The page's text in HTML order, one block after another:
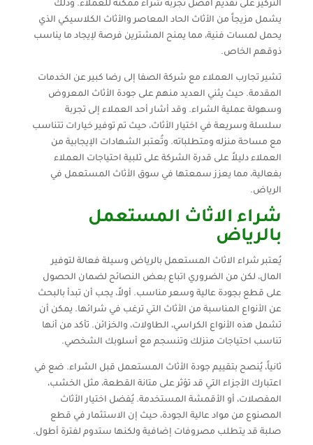
التركيز على تقديم أفضل تجربة شراء ممكنة للعملاء. وذلك
يشمل مزيجاً من الأثاث الحاد المعاصر والأثاث الكلاسيكي الذي
يحمل لمسات فنية، مما يمنح المشترين فرصة لإيجاد ما يناسب
ذوقهم الخاص.
تشير تجارب العملاء مع شركة الصفا إلى رضا كبير عن الخدمات
المقدمة. حيث يثني العديد منهم على جودة الأثاث المعروض
وسهولة عملية الشراء. وقد أشار أحد العملاء إلى تجربة
سلسلة وسريعة في اختيار الأثاث، حيث تم توفير خيارات تتناسب
مع مساحة منزله ومتطلباته. وتُعتبر الشهادات الإيجابية من
العملاء دليلاً على قدرة الشركة على تلبية احتياجات العملاء
بفعالية، مما يعزز سمعتها في سوق الأثاث المستعمل في
الرياض.
شراء الاثاث المستعمل
بالرياض
يُعتبر شراء الاثاث المستعمل بالرياض وسيلة فعالة لتوفير
المال، لكن من الضروري اتباع بعض النصائح لضمان الحصول
على قطع بجودة عالية وسعر مناسب. أولاً، يجب أن تبدأ بالبحث
عن الأنواع المناسبة من الأثاث التي ترغب في شرائها. يمكن أن
تشمل هذه الأنواع الكراسي، الطاولات، والخزائن. تأكد من أنها
تناسب احتياجات منزلك وتنسجم مع أسلوبك الشخصي.
ثانياً، يُنصح بتقييم جودة الأثاث المستعمل قبل الشراء. ضع في
اعتبارك الأجزاء التي قد تؤثر على متانة القطعة، مثل الخشب،
المفصلات، أو الأقمشة المستخدمة. يُفضل اختيار الأثاث
المصنوع من مواد عالية الجودة، حيث إن الاستثمار في قطع
صلبة قد يتطلب مصروفات إضافية ولكنها ستدوم لفترة أطول.